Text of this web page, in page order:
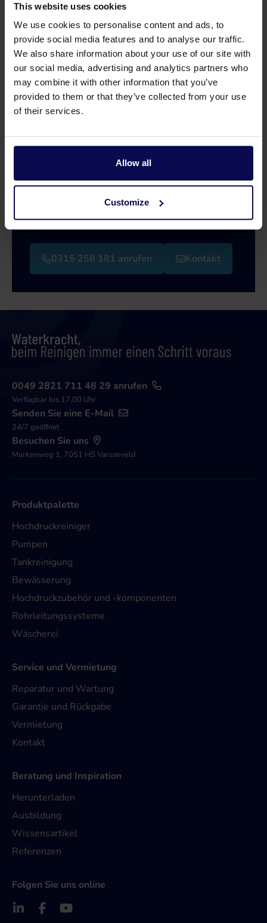
This website uses cookies
We use cookies to personalise content and ads, to
provide social media features and to analyse our traffic.
We also share information about your use of our site with
our social media, advertising and analytics partners who
may combine it with other information that you’ve
provided to them or that they’ve collected from your use
of their services.
Allow all
Customize
Haben Sie eine Frage oder brauchen Sie
bei der Suche nach einer passenden Lösung für
Ihr Problem!
0315 258 181 anrufen Kontakt
0049 2821 711 48 29 anrufen
Verfügbar bis 17.00 Uhr
Senden Sie eine E-Mail
24/7 geöffnet
Besuchen Sie uns
Markenweg 1, 7051 HS Varsseveld
Produktpalette
Hochdruckreiniger
Pumpen
Tankreinigung
Bewässerung
Hochdruckzubehör und -komponenten
Rohrleitungssysteme
Wäscherei
Service und Vermietung
Reparatur und Wartung
Garantie und Rückgabe
Vermietung
Kontakt
Beratung und Inspiration
Herunterladen
Ausbildung
Wissensartikel
Referenzen
Folgen Sie uns online